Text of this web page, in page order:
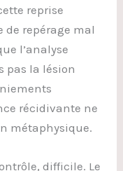
reprise
repérage mal
l’analyse
pas la lésion
récidivante ne
métaphysique.
difficile. Le